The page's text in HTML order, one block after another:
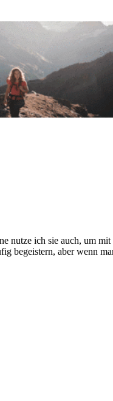
nutze ich sie auch, um
begeistern, aber wenn